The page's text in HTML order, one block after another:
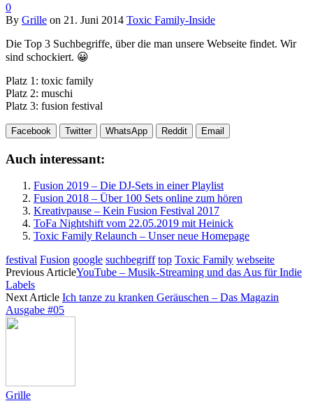
0
By Grille on 21. Juni 2014 Toxic Family-Inside
Die Top 3 Suchbegriffe, über die man unsere Webseite findet. Wir
sind schockiert. 😀
Platz 1: toxic family
Platz 2: muschi
Platz 3: fusion festival
Facebook Twitter WhatsApp Reddit Email
Auch interessant:
Fusion 2019 – Die DJ-Sets in einer Playlist
Fusion 2018 – Über 100 Sets online zum hören
Kreativpause – Kein Fusion Festival 2017
ToFa Nightshift vom 22.05.2019 mit Heinick
Toxic Family Relaunch – Unser neue Homepage
festival Fusion google suchbegriff top Toxic Family webseite
Previous ArticleYouTube – Musik-Streaming und das Aus für Indie
Labels
Next Article Ich tanze zu kranken Geräuschen – Das Magazin
Ausgabe #05
Grille